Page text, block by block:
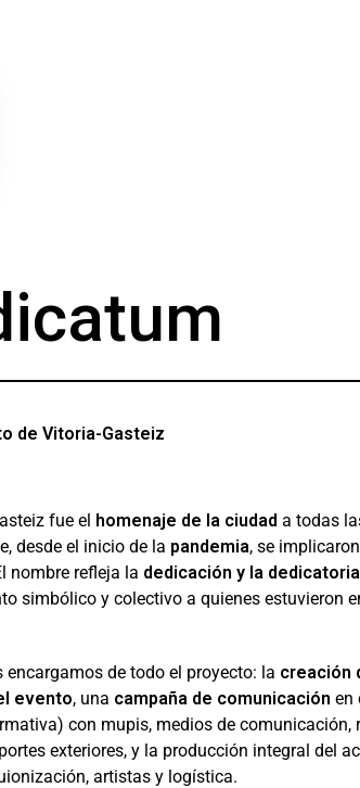
de Vitoria-Gasteiz
fue el homenaje de la ciudad a todas
desde el inicio de la pandemia, se
nombre refleja la dedicación y la dedicatoria
simbólico y colectivo a quienes estuvieron
encargamos de todo el proyecto: la creación
evento, una campaña de comunicación en
con mupis, medios de comunicación,
exteriores, y la producción integral del
artistas y logística.